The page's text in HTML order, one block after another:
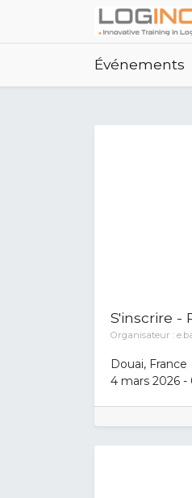
Événements
Organisateur :
Douai, France
4 mars 2026 -